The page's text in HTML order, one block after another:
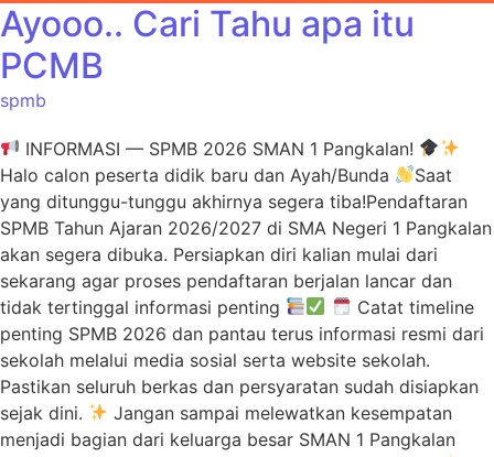
Ayooo.. Cari Tahu apa itu
PCMB
spmb
INFORMASI — SPMB 2026 SMAN 1 Pangkalan!
Halo calon peserta didik baru dan Ayah/Bunda
Saat
yang ditunggu-tunggu akhirnya segera tiba!Pendaftaran
SPMB Tahun Ajaran 2026/2027 di SMA Negeri 1 Pangkalan
akan segera dibuka. Persiapkan diri kalian mulai dari
sekarang agar proses pendaftaran berjalan lancar dan
tidak tertinggal informasi penting
Catat timeline
penting SPMB 2026 dan pantau terus informasi resmi dari
sekolah melalui media sosial serta website sekolah.
Pastikan seluruh berkas dan persyaratan sudah disiapkan
sejak dini.
Jangan sampai melewatkan kesempatan
menjadi bagian dari keluarga besar SMAN 1 Pangkalan